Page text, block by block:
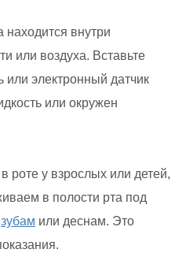
находится внутри
или воздуха. Вставьте
или электронный датчик
или окружен
роте у взрослых или детей,
в полости рта под
зубам или деснам. Это